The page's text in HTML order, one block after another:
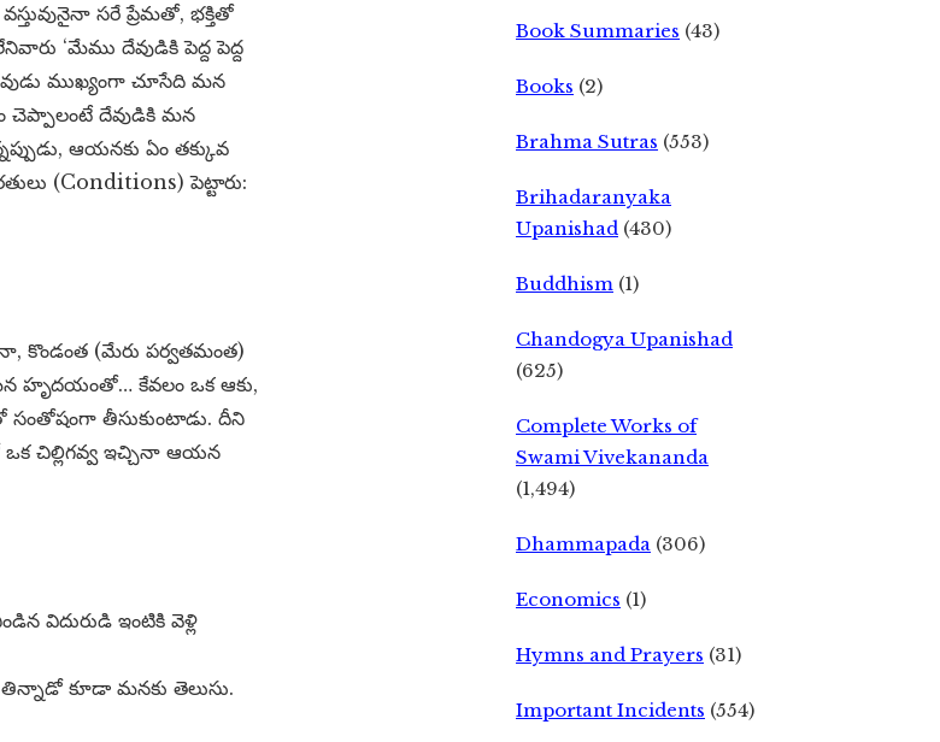
సరే ప్రేమతో, భక్తితో
‘మేము దేవుడికి పెద్ద పెద్ద
ముఖ్యంగా చూసేది మన
చెప్పాలంటే దేవుడికి మన
ఆయనకు ఏం తక్కువ
(Conditions) పెట్టారు:
కొండంత (మేరు పర్వతమంత)
హృదయంతో… కేవలం ఒక ఆకు,
సంతోషంగా తీసుకుంటాడు. దీని
ఒక చిల్లిగవ్వ ఇచ్చినా ఆయన
విదురుడి ఇంటికి వెళ్లి
తిన్నాడో కూడా మనకు తెలుసు.
Book Summaries (43)
Books (2)
Brahma Sutras (553)
Brihadaranyaka
Upanishad (430)
Buddhism (1)
Chandogya Upanishad
(625)
Complete Works of
Swami Vivekananda
(1,494)
Dhammapada (306)
Economics (1)
Hymns and Prayers (31)
Important Incidents (554)